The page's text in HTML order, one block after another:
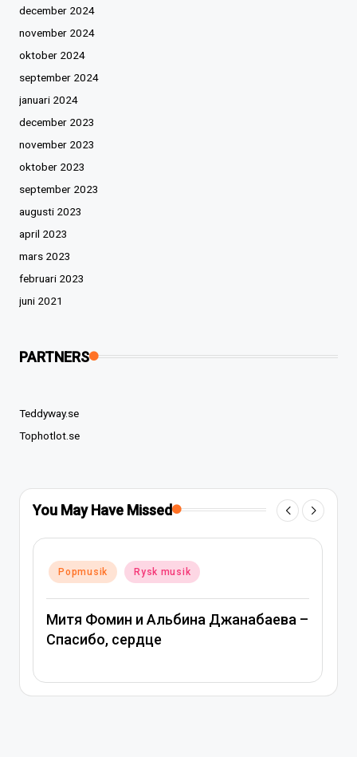
december 2024
november 2024
oktober 2024
september 2024
januari 2024
december 2023
november 2023
oktober 2023
september 2023
augusti 2023
april 2023
mars 2023
februari 2023
juni 2021
PARTNERS
Teddyway.se
Tophotlot.se
You May Have Missed
Posted
in
Popmusik Rysk musik
Митя Фомин и Альбина Джанабаева –
Спасибо, сердце